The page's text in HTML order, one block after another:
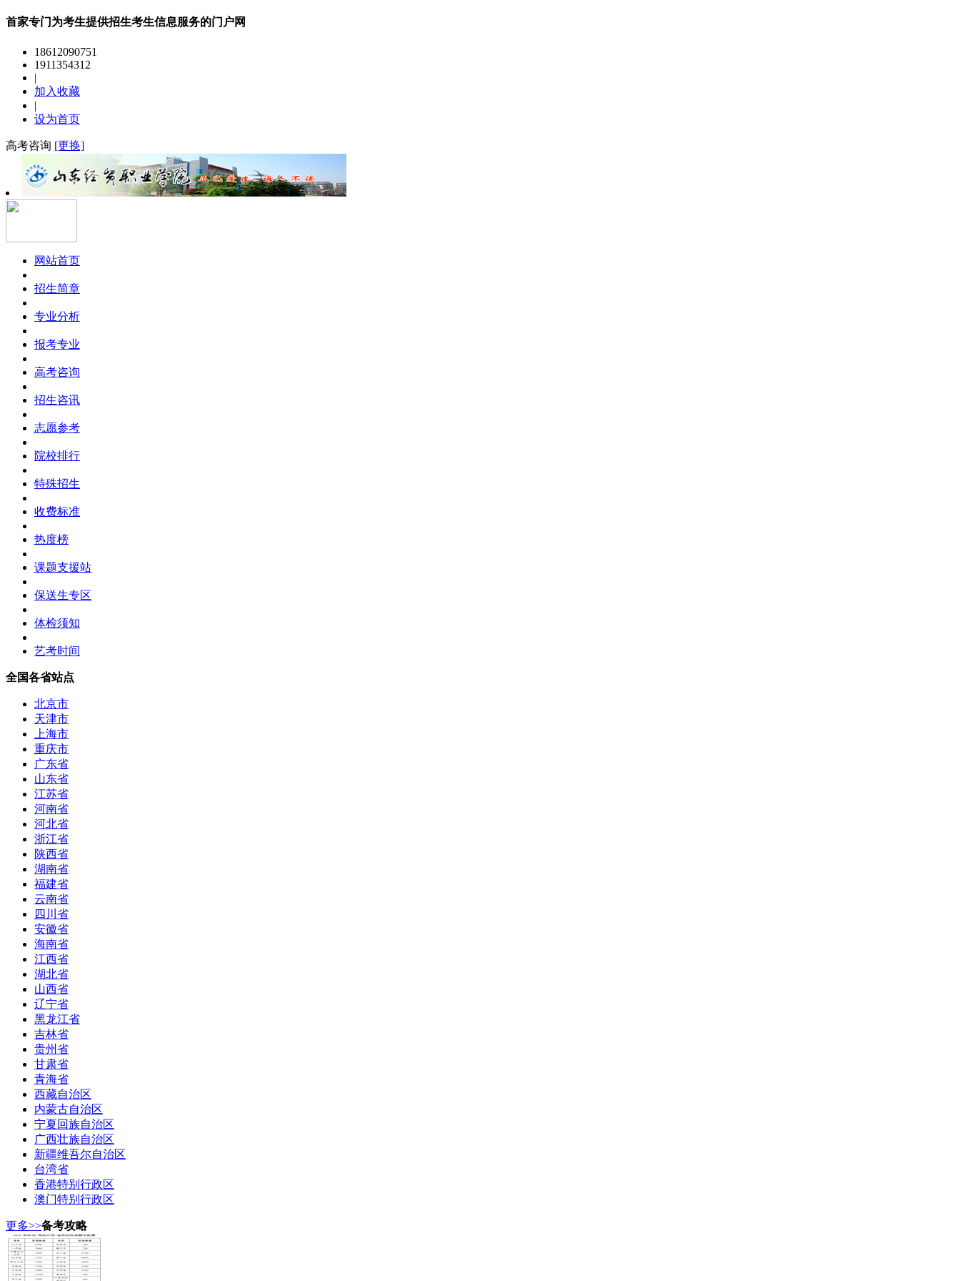
首家专门为考生提供招生考生信息服务的门户网
18612090751
1911354312
|
加入收藏
|
设为首页
高考咨询 [更换]
网站首页
招生简章
专业分析
报考专业
高考咨询
招生咨讯
志愿参考
院校排行
特殊招生
收费标准
热度榜
课题支援站
保送生专区
体检须知
艺考时间
全国各省站点
北京市
天津市
上海市
重庆市
广东省
山东省
江苏省
河南省
河北省
浙江省
陕西省
湖南省
福建省
云南省
四川省
安徽省
海南省
江西省
湖北省
山西省
辽宁省
黑龙江省
吉林省
贵州省
甘肃省
青海省
西藏自治区
内蒙古自治区
宁夏回族自治区
广西壮族自治区
新疆维吾尔自治区
台湾省
香港特别行政区
澳门特别行政区
更多>>备考攻略